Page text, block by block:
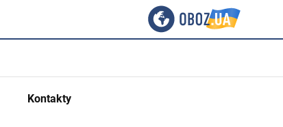
Kontakty